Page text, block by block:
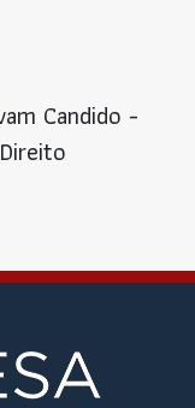
Candido -
em
a 7 anos,